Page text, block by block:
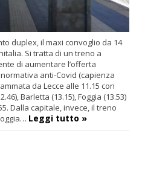
duplex, il maxi convoglio da 14
Si tratta di un treno a
di aumentare l’offerta
anti-Covid (capienza
da Lecce alle 11.15 con
Barletta (13.15), Foggia (13.53)
Dalla capitale, invece, il treno
Leggi tutto »